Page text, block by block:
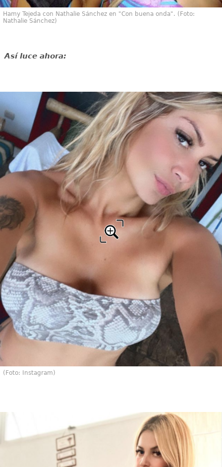
Hamy Tejeda con Nathalie Sánchez en "Con buena onda". (Foto:
Nathalie Sánchez)
Así luce ahora:
(Foto: Instagram)